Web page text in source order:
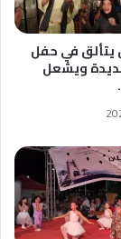
يتألق في حفل
ويشعل